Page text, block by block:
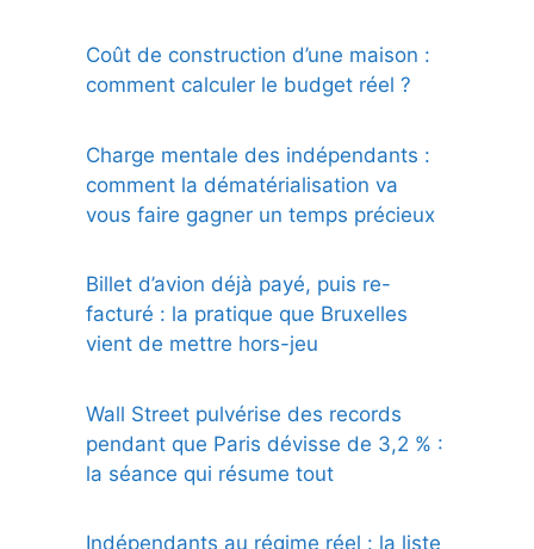
Coût de construction d’une maison :
comment calculer le budget réel ?
Charge mentale des indépendants :
comment la dématérialisation va
vous faire gagner un temps précieux
Billet d’avion déjà payé, puis re-
facturé : la pratique que Bruxelles
vient de mettre hors-jeu
Wall Street pulvérise des records
pendant que Paris dévisse de 3,2 % :
la séance qui résume tout
Indépendants au régime réel : la liste